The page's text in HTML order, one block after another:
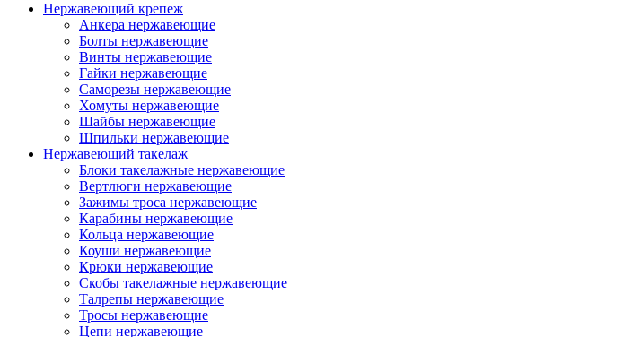
Нержавеющий крепеж
Анкера нержавеющие
Болты нержавеющие
Винты нержавеющие
Гайки нержавеющие
Саморезы нержавеющие
Хомуты нержавеющие
Шайбы нержавеющие
Шпильки нержавеющие
Нержавеющий такелаж
Блоки такелажные нержавеющие
Вертлюги нержавеющие
Зажимы троса нержавеющие
Карабины нержавеющие
Кольца нержавеющие
Коуши нержавеющие
Крюки нержавеющие
Скобы такелажные нержавеющие
Талрепы нержавеющие
Тросы нержавеющие
Цепи нержавеющие